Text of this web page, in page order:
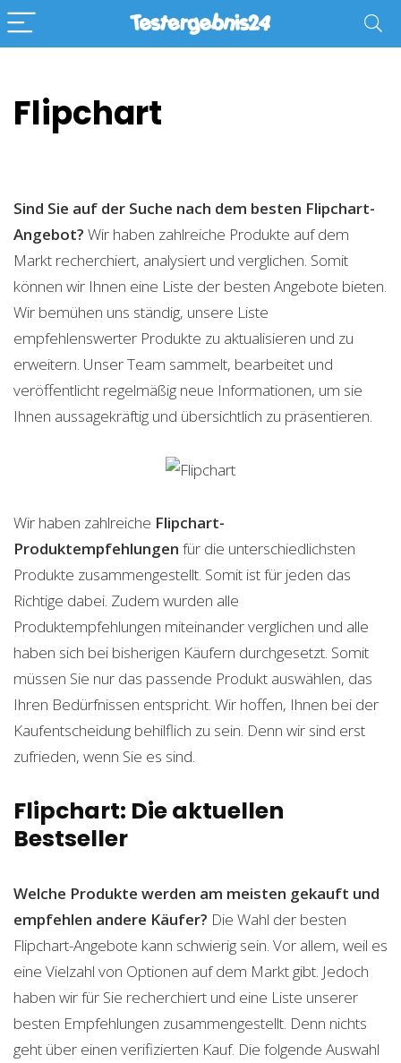
Flipchart
Sind Sie auf der Suche nach dem besten Flipchart-
Angebot? Wir haben zahlreiche Produkte auf dem
Markt recherchiert, analysiert und verglichen. Somit
können wir Ihnen eine Liste der besten Angebote bieten.
Wir bemühen uns ständig, unsere Liste
empfehlenswerter Produkte zu aktualisieren und zu
erweitern. Unser Team sammelt, bearbeitet und
veröffentlicht regelmäßig neue Informationen, um sie
Ihnen aussagekräftig und übersichtlich zu präsentieren.
Wir haben zahlreiche Flipchart-
Produktempfehlungen für die unterschiedlichsten
Produkte zusammengestellt. Somit ist für jeden das
Richtige dabei. Zudem wurden alle
Produktempfehlungen miteinander verglichen und alle
haben sich bei bisherigen Käufern durchgesetzt. Somit
müssen Sie nur das passende Produkt auswählen, das
Ihren Bedürfnissen entspricht. Wir hoffen, Ihnen bei der
Kaufentscheidung behilflich zu sein. Denn wir sind erst
zufrieden, wenn Sie es sind.
Flipchart: Die aktuellen
Bestseller
Welche Produkte werden am meisten gekauft und
empfehlen andere Käufer? Die Wahl der besten
Flipchart-Angebote kann schwierig sein. Vor allem, weil es
eine Vielzahl von Optionen auf dem Markt gibt. Jedoch
haben wir für Sie recherchiert und eine Liste unserer
besten Empfehlungen zusammengestellt. Denn nichts
geht über einen verifizierten Kauf. Die folgende Auswahl